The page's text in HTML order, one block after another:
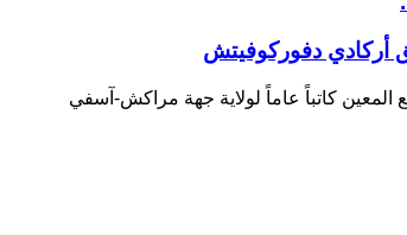
أركادي دفوركوفيتش
المعين كاتباً عاماً لولاية جهة مراكش-آسفي